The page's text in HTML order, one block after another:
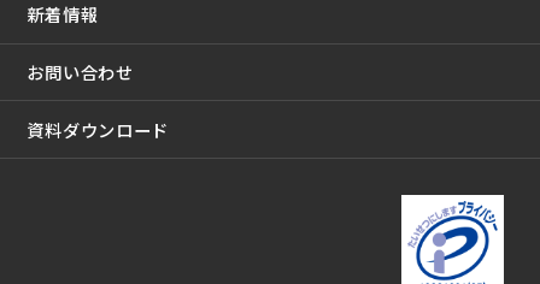
新着情報
お問い合わせ
資料ダウンロード